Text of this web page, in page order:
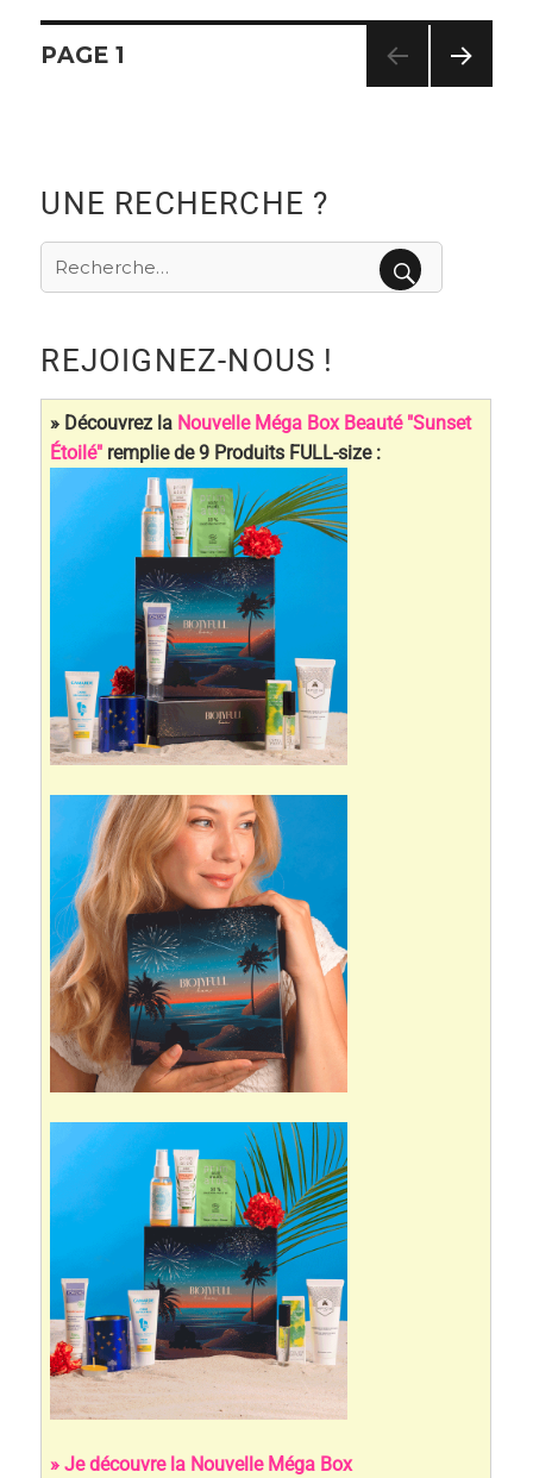
Navigation
articles
PAGE 1
UNE RECHERCHE ?
Recherche
pour
REJOIGNEZ-NOUS !
» Découvrez la Nouvelle Méga Box Beauté "Sunset
Étoilé" remplie de 9 Produits FULL-size :
» Je découvre la Nouvelle Méga Box